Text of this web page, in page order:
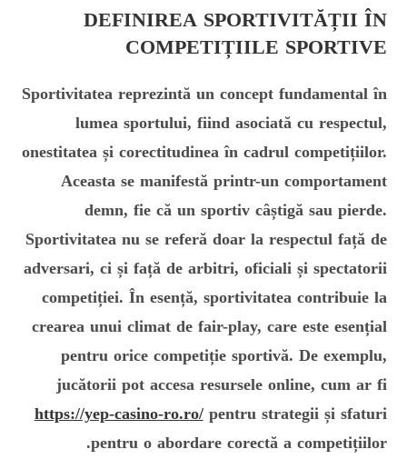
DEFINIREA SPORTIVITĂȚII ÎN
COMPETIȚIILE SPORTIVE
Sportivitatea reprezintă un concept fundamental în
lumea sportului, fiind asociată cu respectul,
onestitatea și corectitudinea în cadrul competițiilor.
Aceasta se manifestă printr-un comportament
demn, fie că un sportiv câștigă sau pierde.
Sportivitatea nu se referă doar la respectul față de
adversari, ci și față de arbitri, oficiali și spectatorii
competiției. În esență, sportivitatea contribuie la
crearea unui climat de fair-play, care este esențial
pentru orice competiție sportivă. De exemplu,
jucătorii pot accesa resursele online, cum ar fi
https://yep-casino-ro.ro/pentru strategii și sfaturi
pentru o abordare corectă a competițiilor.